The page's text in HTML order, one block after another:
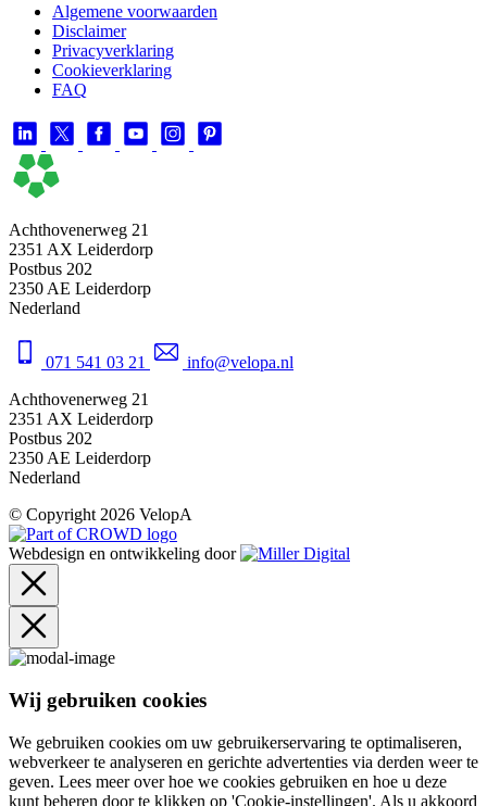
Algemene voorwaarden
Disclaimer
Privacyverklaring
Cookieverklaring
FAQ
Achthovenerweg 21
2351 AX Leiderdorp
Postbus 202
2350 AE Leiderdorp
Nederland
071 541 03 21
info@velopa.nl
Achthovenerweg 21
2351 AX Leiderdorp
Postbus 202
2350 AE Leiderdorp
Nederland
© Copyright 2026 VelopA
Webdesign en ontwikkeling door
Wij gebruiken cookies
We gebruiken cookies om uw gebruikerservaring te optimaliseren,
webverkeer te analyseren en gerichte advertenties via derden weer te
geven. Lees meer over hoe we cookies gebruiken en hoe u deze
kunt beheren door te klikken op 'Cookie-instellingen'. Als u akkoord